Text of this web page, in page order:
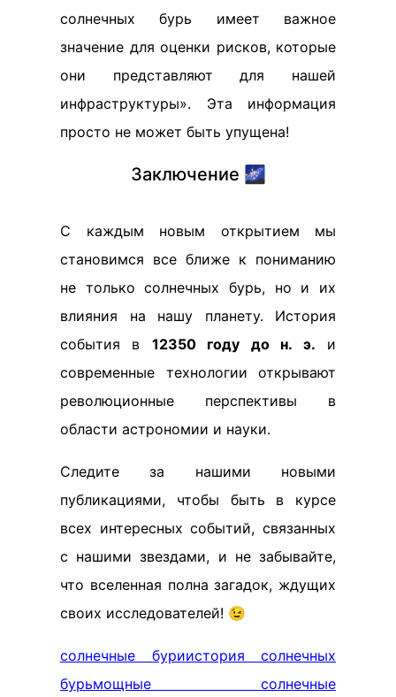
солнечных бурь имеет важное
значение для оценки рисков, которые
они представляют для нашей
инфраструктуры». Эта информация
просто не может быть упущена!
Заключение 🌌
С каждым новым открытием мы
становимся все ближе к пониманию
не только солнечных бурь, но и их
влияния на нашу планету. История
события в 12350 году до н. э. и
современные технологии открывают
революционные перспективы в
области астрономии и науки.
Следите за нашими новыми
публикациями, чтобы быть в курсе
всех интересных событий, связанных
с нашими звездами, и не забывайте,
что вселенная полна загадок, ждущих
своих исследователей! 😉
солнечные буриистория солнечных
бурьмощные солнечные